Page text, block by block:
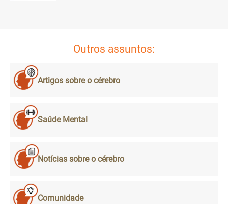
Outros assuntos:
Artigos sobre o cérebro
Saúde Mental
Notícias sobre o cérebro
Comunidade